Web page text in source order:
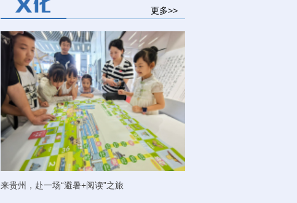
更多>>
来贵州，赴一场“避暑+阅读”之旅